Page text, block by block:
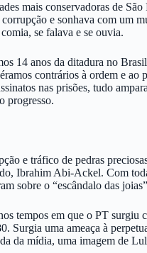
mais conservadoras de
e sonhava com um
se falava e se ouvia.
14 anos da ditadura no
contrários à ordem e ao
nas prisões, tudo
progresso.
e tráfico de pedras
Ibrahim Abi-Ackel. Com
sobre o “escândalo das
tempos em que o PT
Surgia uma ameaça à
da mídia, uma imagem de